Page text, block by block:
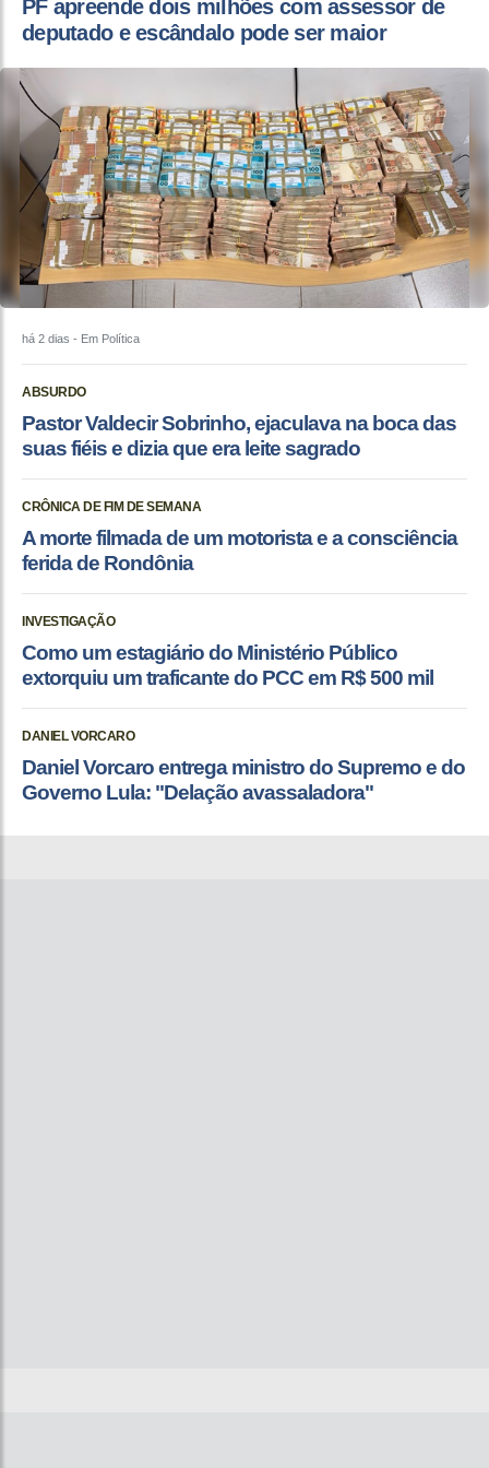
PF apreende dois milhões com assessor de
deputado e escândalo pode ser maior
há 2 dias - Em Política
ABSURDO
Pastor Valdecir Sobrinho, ejaculava na boca das
suas fiéis e dizia que era leite sagrado
CRÔNICA DE FIM DE SEMANA
A morte filmada de um motorista e a consciência
ferida de Rondônia
INVESTIGAÇÃO
Como um estagiário do Ministério Público
extorquiu um traficante do PCC em R$ 500 mil
DANIEL VORCARO
Daniel Vorcaro entrega ministro do Supremo e do
Governo Lula: "Delação avassaladora"